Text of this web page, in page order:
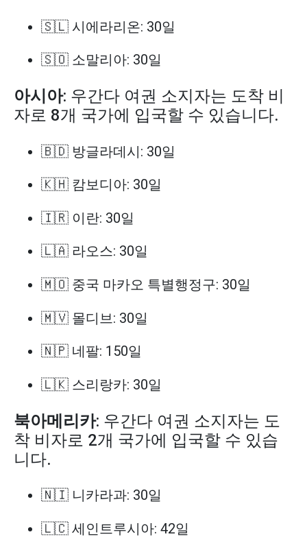
🇸🇱 시에라리온: 30일
🇸🇴 소말리아: 30일
아시아: 우간다 여권 소지자는 도착 비
자로 8개 국가에 입국할 수 있습니다.
🇧🇩 방글라데시: 30일
🇰🇭 캄보디아: 30일
🇮🇷 이란: 30일
🇱🇦 라오스: 30일
🇲🇴 중국 마카오 특별행정구: 30일
🇲🇻 몰디브: 30일
🇳🇵 네팔: 150일
🇱🇰 스리랑카: 30일
북아메리카: 우간다 여권 소지자는 도
착 비자로 2개 국가에 입국할 수 있습
니다.
🇳🇮 니카라과: 30일
🇱🇨 세인트루시아: 42일